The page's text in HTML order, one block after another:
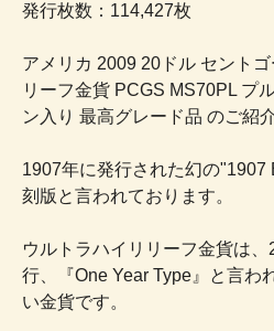
発行枚数：114,427枚
アメリカ 2009 20ドル セント
リーフ金貨 PCGS MS70PL プ
ン入り 最高グレード品 のご紹介
1907年に発行された幻の
刻版と言われております。
ウルトラハイリリーフ金貨は
行、『One Year Type』と言わ
い金貨です。